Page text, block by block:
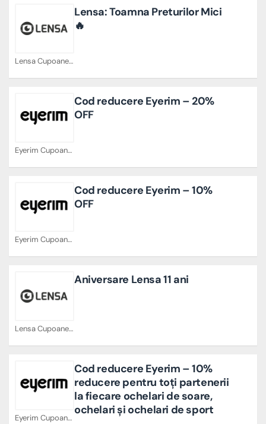
Lensa Cupoane
Lensa: Toamna Preturilor Mici
🔥
Eyerim Cupoane
Cod reducere Eyerim – 20%
OFF
Eyerim Cupoane
Cod reducere Eyerim – 10%
OFF
Lensa Cupoane
Aniversare Lensa 11 ani
Eyerim Cupoane
Cod reducere Eyerim – 10%
reducere pentru toți partenerii
la fiecare ochelari de soare,
ochelari și ochelari de sport